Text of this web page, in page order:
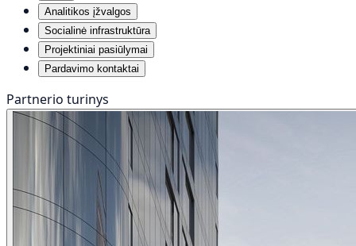
Analitikos įžvalgos
Socialinė infrastruktūra
Projektiniai pasiūlymai
Pardavimo kontaktai
Partnerio turinys